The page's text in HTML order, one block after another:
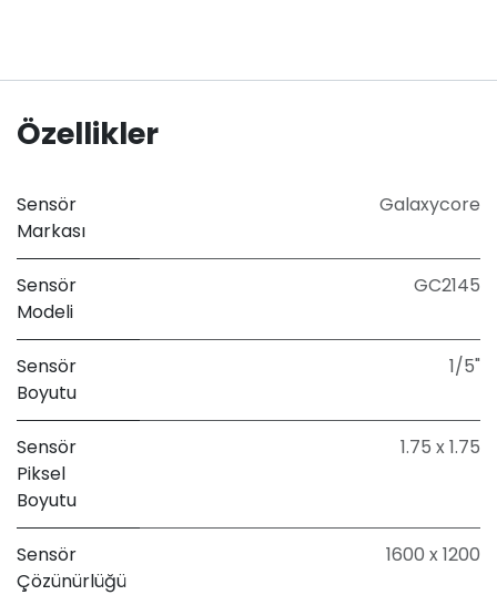
Özellikler
Sensör
Markası
Galaxycore
Sensör
Modeli
GC2145
Sensör
Boyutu
1/5"
Sensör
Piksel
Boyutu
1.75 x 1.75
Sensör
Çözünürlüğü
1600 x 1200